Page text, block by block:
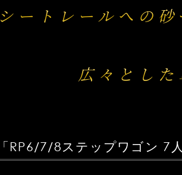
シートレールへの
広々とし
「RP6/7/8ステップワゴン 7